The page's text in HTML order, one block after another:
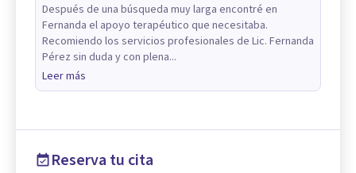
Después de una búsqueda muy larga encontré en
Fernanda el apoyo terapéutico que necesitaba.
Recomiendo los servicios profesionales de Lic. Fernanda
Pérez sin duda y con plena...
Leer más
Reserva tu cita